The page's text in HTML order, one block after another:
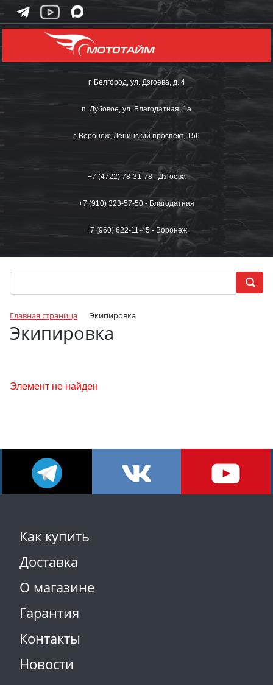
г. Белгород, ул. Дзгоева, д. 4
п. Дубовое, ул. Благодатная, 1а
г. Воронеж, Ленинский проспект, 156
+7 (4722) 78-31-78 - Дзгоева
+7 (910) 323-57-50 - Благодатная
+7 (960) 622-11-45 - Воронеж
Главная страница Экипировка
Экипировка
Элемент не найден
Как купить
Доставка
О магазине
Гарантия
Контакты
Новости